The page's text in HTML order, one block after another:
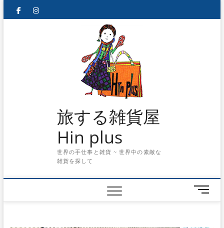
facebookinstagram
旅する雑貨屋
Hin plus
世界の手仕事と雑貨 ~ 世界中の素敵な
雑貨を探して
メ
ニ